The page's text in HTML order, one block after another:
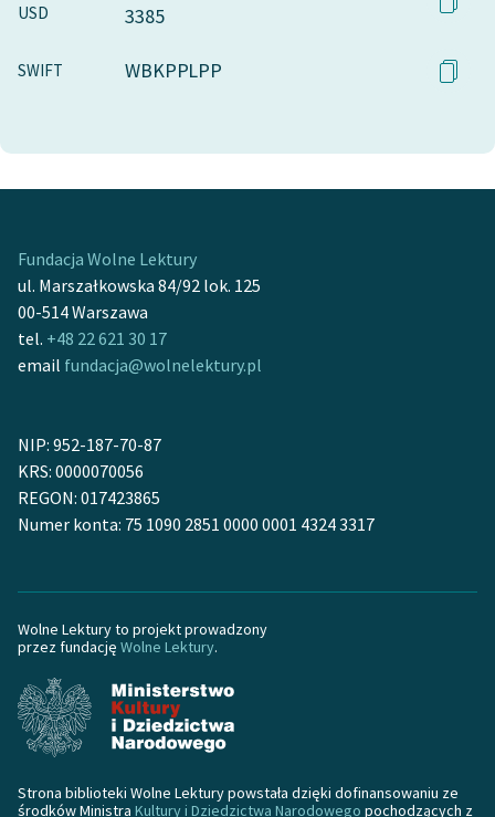
USD
3385
SWIFT WBKPPLPP
Fundacja Wolne Lektury
ul. Marszałkowska 84/92 lok. 125
00-514 Warszawa
tel. +48 22 621 30 17
email fundacja@wolnelektury.pl
NIP: 952-187-70-87
KRS: 0000070056
REGON: 017423865
Numer konta: 75 1090 2851 0000 0001 4324 3317
Wolne Lektury to projekt prowadzony
przez fundację Wolne Lektury.
Strona biblioteki Wolne Lektury powstała dzięki dofinansowaniu ze
środków Ministra Kultury i Dziedzictwa Narodowego pochodzących z